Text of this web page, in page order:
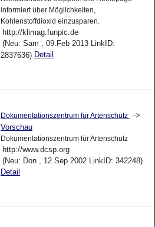
informiert über Möglichkeiten,
Kohlenstoffdioxid einzusparen.
http://klimag.funpic.de
(Neu: Sam , 09.Feb 2013 LinkID:
2837636) Detail
Dokumentationszentrum für Artenschutz
->
Vorschau
Dokumentationszentrum für Artenschutz
http://www.dcsp.org
(Neu: Don , 12.Sep 2002 LinkID: 342248)
Detail